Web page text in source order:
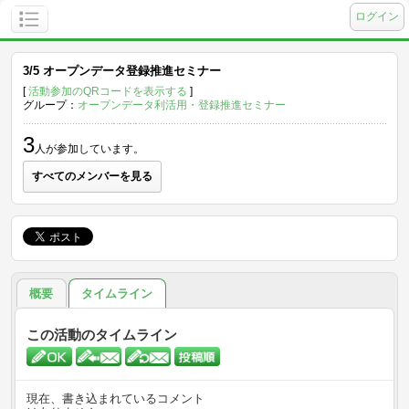
ログイン
3/5 オープンデータ登録推進セミナー
[活動参加のQRコードを表示する ]
グループ： オープンデータ利活用・登録推進セミナー
3人が参加しています。
すべてのメンバーを見る
概要 タイムライン
この活動のタイムライン
現在、書き込まれているコメント